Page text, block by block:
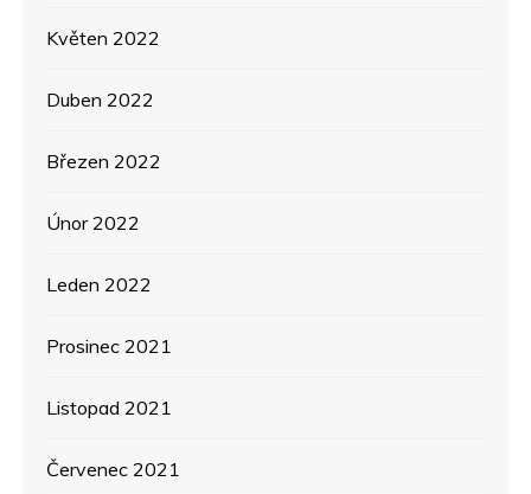
Květen 2022
Duben 2022
Březen 2022
Únor 2022
Leden 2022
Prosinec 2021
Listopad 2021
Červenec 2021